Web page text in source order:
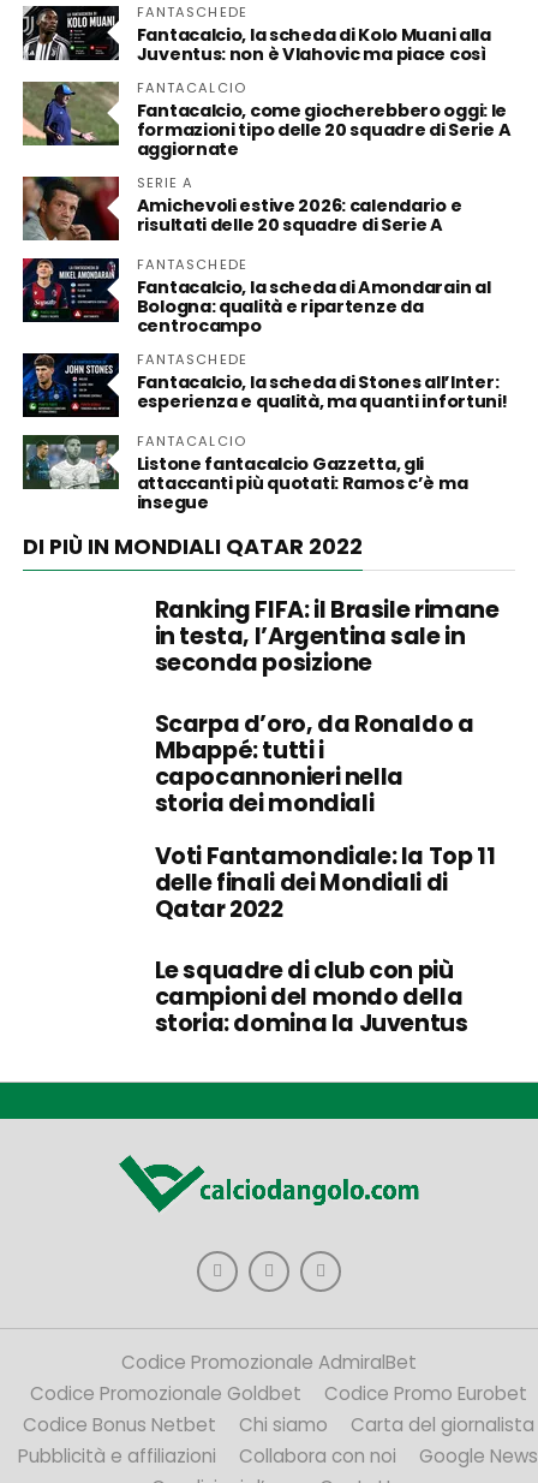
FANTASCHEDE
Fantacalcio, la scheda di Kolo Muani alla
Juventus: non è Vlahovic ma piace così
FANTACALCIO
Fantacalcio, come giocherebbero oggi: le
formazioni tipo delle 20 squadre di Serie A
aggiornate
SERIE A
Amichevoli estive 2026: calendario e
risultati delle 20 squadre di Serie A
FANTASCHEDE
Fantacalcio, la scheda di Amondarain al
Bologna: qualità e ripartenze da
centrocampo
FANTASCHEDE
Fantacalcio, la scheda di Stones all’Inter:
esperienza e qualità, ma quanti infortuni!
FANTACALCIO
Listone fantacalcio Gazzetta, gli
attaccanti più quotati: Ramos c’è ma
insegue
DI PIÙ IN MONDIALI QATAR 2022
Ranking FIFA: il Brasile rimane
in testa, l’Argentina sale in
seconda posizione
Scarpa d’oro, da Ronaldo a
Mbappé: tutti i
capocannonieri nella
storia dei mondiali
Voti Fantamondiale: la Top 11
delle finali dei Mondiali di
Qatar 2022
Le squadre di club con più
campioni del mondo della
storia: domina la Juventus
Codice Promozionale AdmiralBet
Codice Promozionale Goldbet
Codice Promo Eurobet
Codice Bonus Netbet
Chi siamo
Carta del giornalista
Pubblicità e affiliazioni
Collabora con noi
Google News